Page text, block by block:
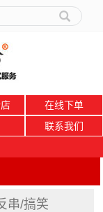
在线下单
联系我们
串/搞笑